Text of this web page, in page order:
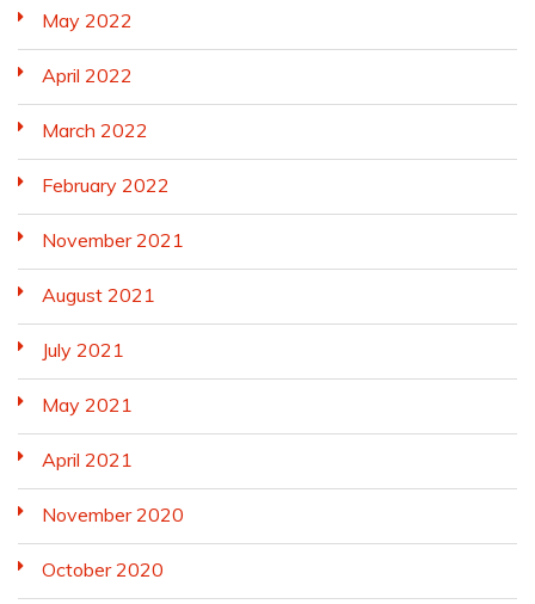
May 2022
April 2022
March 2022
February 2022
November 2021
August 2021
July 2021
May 2021
April 2021
November 2020
October 2020